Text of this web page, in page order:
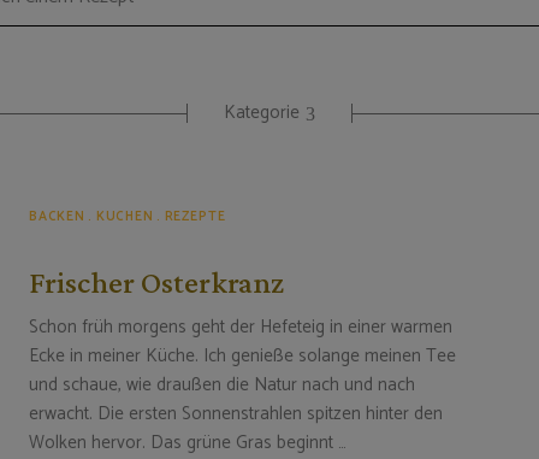
Kategorie
BACKEN KUCHEN REZEPTE
Frischer Osterkranz
Schon früh morgens geht der Hefeteig in einer warmen
Ecke in meiner Küche. Ich genieße solange meinen Tee
und schaue, wie draußen die Natur nach und nach
erwacht. Die ersten Sonnenstrahlen spitzen hinter den
Wolken hervor. Das grüne Gras beginnt …